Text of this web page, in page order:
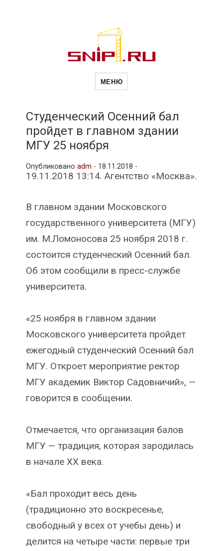
Новости
другие связанные со стройкой
рубрики
МЕНЮ
Студенческий Осенний бал
пройдет в главном здании
МГУ 25 ноября
Опубликовано adm - 18.11.2018 -
19.11.2018 13:14. Агентство «Москва».
В главном здании Московского
государственного университета (МГУ)
им. М.Ломоносова 25 ноября 2018 г.
состоится студенческий Осенний бал.
Об этом сообщили в пресс-службе
университета.
«25 ноября в главном здании
Московского университета пройдет
ежегодный студенческий Осенний бал
МГУ. Откроет мероприятие ректор
МГУ академик Виктор Садовничий», —
говорится в сообщении.
Отмечается, что организация балов
МГУ — традиция, которая зародилась
в начале XX века.
«Бал проходит весь день
(традиционно это воскресенье,
свободный у всех от учебы день) и
делится на четыре части: первые три